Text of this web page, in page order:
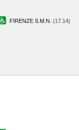
FIRENZE S.M.N. (17.14)